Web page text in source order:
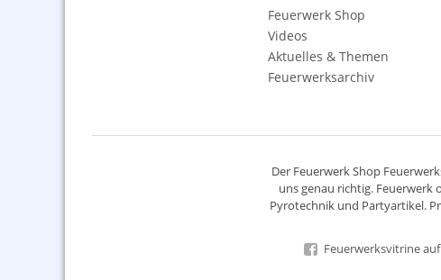
Feuerwerk Shop
Videos
Aktuelles & Themen
Feuerwerksarchiv
Der Feuerwerk Shop
uns genau richtig. Feuerwerk
Pyrotechnikund Partyartikel.
Feuerwerksvitrine